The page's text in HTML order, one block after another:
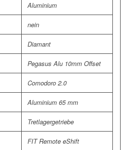
Aluminium
nein
Diamant
Pegasus Alu 10mm Offset
Comodoro 2.0
Aluminium 65 mm
Tretlagergetriebe
FIT Remote eShift